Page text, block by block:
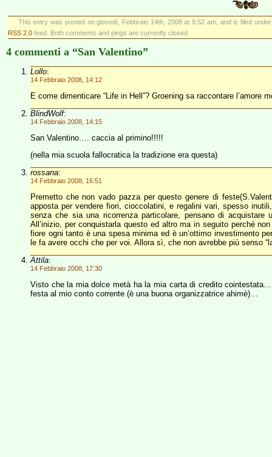
This entry was posted on giovedì, Febbraio 14th, 2008 at 9:52 am, and is filed
RSS 2.0 feed. Both comments and pings are currently closed.
4 commenti a “San Valentino”
Lollo:
14 Febbraio 2008, 14:12
E come dimenticare “Life in Hell”? Groening sa raccontare
BlindWolf:
14 Febbraio 2008, 14:15
San Valentino…. caccia al primino!!!!!
(nella mia scuola fallocratica la tradizione era questa)
rossana:
14 Febbraio 2008, 16:51
Premetto che non vado pazza per questo genere di
apposta per vendere fiori, cioccolatini, e regalini vari, spesso
senza che sia una ricorrenza particolare, pensano di
All’inizio, per conquistarla questo ed altro ma in seguito perché
fiore ogni tanto è una spesa minima ed è un’ottimo investimento
le fa avere occhi che per voi. Allora sì, che non avrebbe più senso
Attila:
14 Febbraio 2008, 17:30
Visto che la mia dolce metà ha la mia carta di credito
festa al mio conto corrente (è una buona organizzatrice ahimè)…